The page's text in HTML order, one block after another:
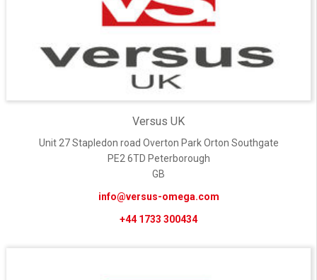
Versus UK
Unit 27 Stapledon road Overton Park Orton Southgate
PE2 6TD Peterborough
GB
info@versus-omega.com
+44 1733 300434